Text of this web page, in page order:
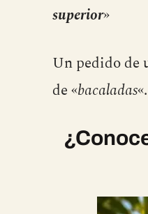
superior»
Un pedido de
de «bacaladas«.